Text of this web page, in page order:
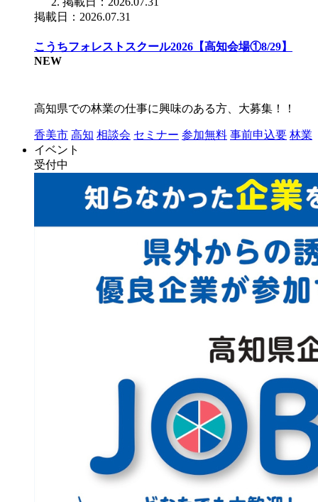
掲載日：2026.07.31
こうちフォレストスクール2026【高知会場①8/29】
NEW
高知県での林業の仕事に興味のある方、大募集！！
香美市 高知 相談会 セミナー 参加無料 事前申込要 林業
イベント
受付中